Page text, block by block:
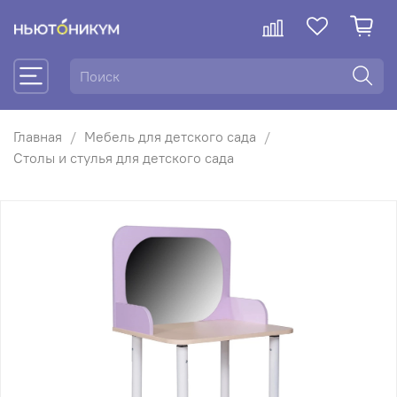
Главная
Мебель для детского сада
Столы и стулья для детского сада